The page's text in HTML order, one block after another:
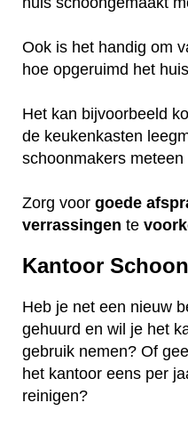
Ook is het handig om
hoe opgeruimd het
Het kan bijvoorbeeld
de keukenkasten
schoonmakers
Zorg voor goede
verrassingen te
Kantoor
Heb je net een nieuw
gehuurd en wil je het
gebruik nemen? Of
het kantoor eens per
reinigen?